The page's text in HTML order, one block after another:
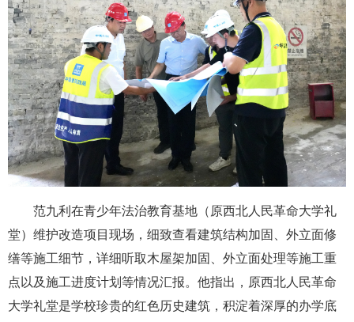
范九利在青少年法治教育基地（原西北人民革命大学礼
堂）维护改造项目现场，细致查看建筑结构加固、外立面修
缮等施工细节，详细听取木屋架加固、外立面处理等施工重
点以及施工进度计划等情况汇报。他指出，原西北人民革命
大学礼堂是学校珍贵的红色历史建筑，积淀着深厚的办学底